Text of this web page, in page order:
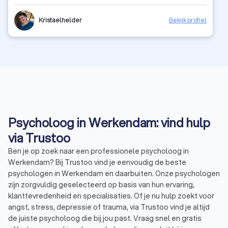
Kristaelhelder Bekijk profiel
Psycholoog in Werkendam: vind hulp
via Trustoo
Ben je op zoek naar een professionele psycholoog in
Werkendam? Bij Trustoo vind je eenvoudig de beste
psychologen in Werkendam en daarbuiten. Onze psychologen
zijn zorgvuldig geselecteerd op basis van hun ervaring,
klanttevredenheid en specialisaties. Of je nu hulp zoekt voor
angst, stress, depressie of trauma, via Trustoo vind je altijd
de juiste psycholoog die bij jou past. Vraag snel en gratis